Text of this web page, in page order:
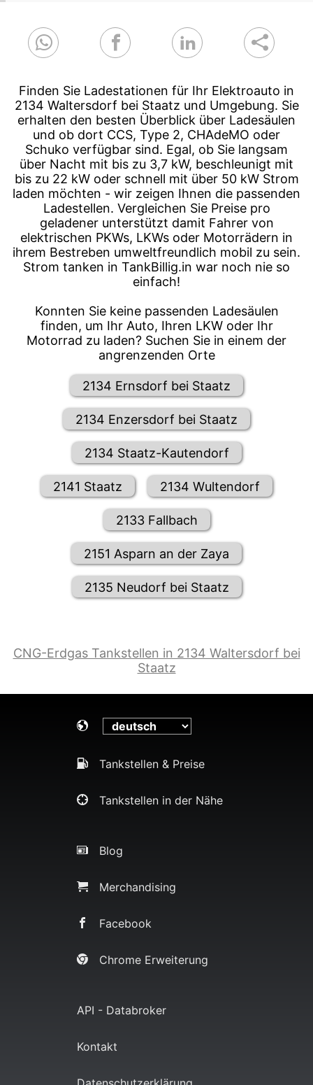
Finden Sie Ladestationen für Ihr Elektroauto in
2134 Waltersdorf bei Staatz und Umgebung. Sie
erhalten den besten Überblick über Ladesäulen
und ob dort CCS, Type 2, CHAdeMO oder
Schuko verfügbar sind. Egal, ob Sie langsam
über Nacht mit bis zu 3,7 kW, beschleunigt mit
bis zu 22 kW oder schnell mit über 50 kW Strom
laden möchten - wir zeigen Ihnen die passenden
Ladestellen. Vergleichen Sie Preise pro
geladener unterstützt damit Fahrer von
elektrischen PKWs, LKWs oder Motorrädern in
ihrem Bestreben umweltfreundlich mobil zu sein.
Strom tanken in TankBillig.in war noch nie so
einfach!
Konnten Sie keine passenden Ladesäulen
finden, um Ihr Auto, Ihren LKW oder Ihr
Motorrad zu laden? Suchen Sie in einem der
angrenzenden Orte
2134 Ernsdorf bei Staatz
2134 Enzersdorf bei Staatz
2134 Staatz-Kautendorf
2141 Staatz 2134 Wultendorf
2133 Fallbach
2151 Asparn an der Zaya
2135 Neudorf bei Staatz
CNG-Erdgas Tankstellen in 2134 Waltersdorf bei
Staatz
Tankstellen & Preise
Tankstellen in der Nähe
Blog
Merchandising
Facebook
Chrome Erweiterung
API - Databroker
Kontakt